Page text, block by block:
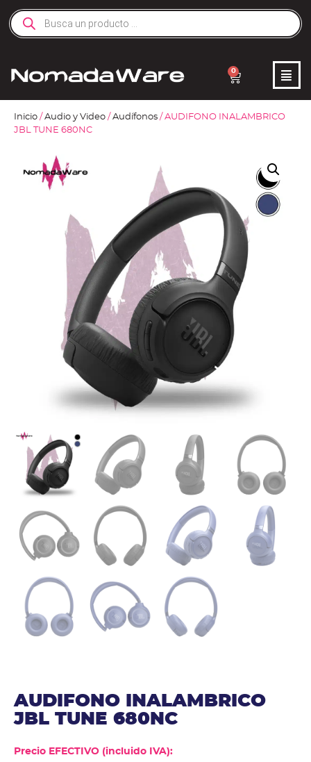
0
Inicio / Audio y Video / Audífonos / AUDIFONO INALAMBRICO
JBL TUNE 680NC
AUDIFONO INALAMBRICO
JBL TUNE 680NC
Precio EFECTIVO (incluido IVA):